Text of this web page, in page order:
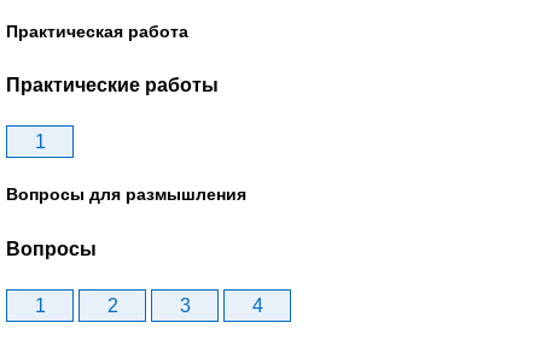
Практическая работа
Практические работы
1
Вопросы для размышления
Вопросы
1 2 3 4